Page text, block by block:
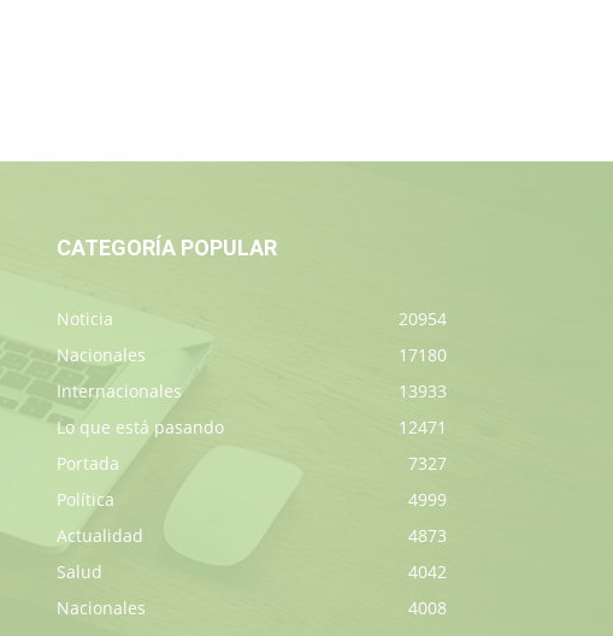
CATEGORÍA POPULAR
Noticia
20954
Nacionales
17180
Internacionales
13933
Lo que está pasando
12471
Portada
7327
Política
4999
Actualidad
4873
Salud
4042
Nacionales
4008